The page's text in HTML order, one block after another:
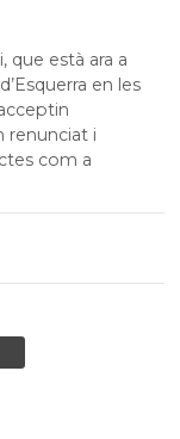
que està ara a
en les
renunciat i
com a